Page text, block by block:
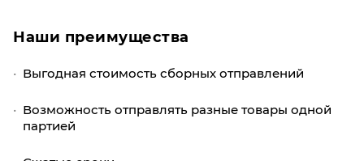
Наши преимущества
Выгодная стоимость сборных отправлений
Возможность отправлять разные товары одной
партией